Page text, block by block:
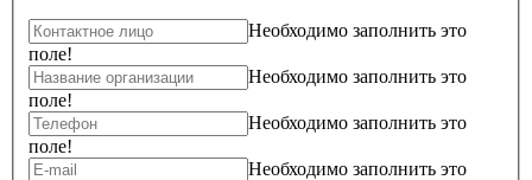
Необходимо заполнить это
поле!
Необходимо заполнить это
поле!
Необходимо заполнить это
поле!
Необходимо заполнить это